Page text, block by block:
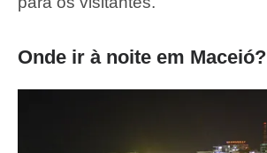
Onde ir à noite em Maceió?